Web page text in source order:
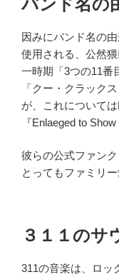
因みにバンド名の
使用される、公然
一時期「3つの11番
「クー・クラック
が、これについて
『Enlaeged to
彼らの公式ファン
とってもファミリ
３１１のサ
311の音楽は、ロッ